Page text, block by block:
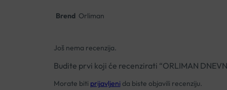
Brend Orliman
Još nema recenzija.
Budite prvi koji će recenzirati “ORLIMAN
Morate biti prijavljeni da biste objavili recenziju.